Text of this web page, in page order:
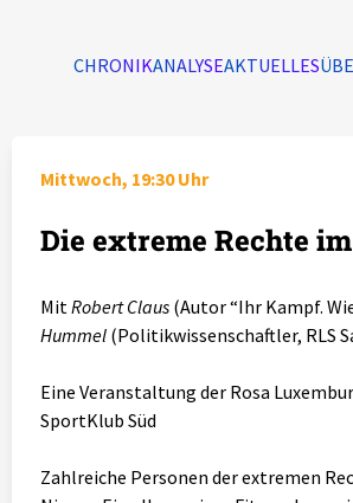
CHRONIKANALYSEAKTUELLES
Mittwoch, 19:30 Uhr
Die extreme Rechte
MitRobert Claus (Autor “Ihr Kampf.
Hummel (Politikwissenschaftler, RLS
Eine Veranstaltung der Rosa
SportKlub Süd
Zahlreiche Personen der extremen